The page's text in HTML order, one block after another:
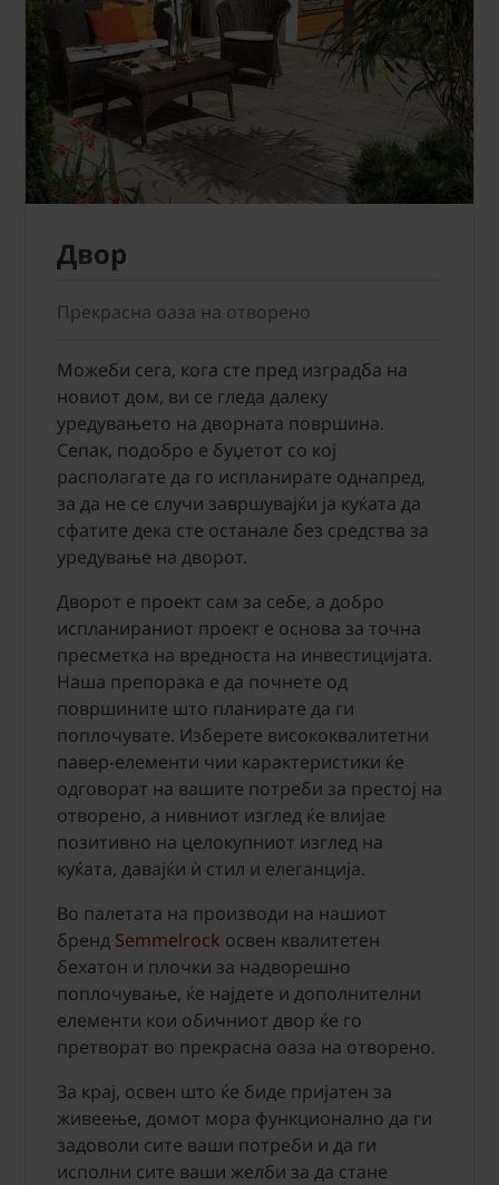
Двор
Прекрасна оаза на отворено
Можеби сега, кога сте пред изградба на
новиот дом, ви се гледа далеку
уредувањето на дворната површина.
Сепак, подобро е буџетот со кој
располагате да го испланирате однапред,
за да не се случи завршувајќи ја куќата да
сфатите дека сте останале без средства за
уредување на дворот.
Дворот е проект сам за себе, а добро
испланираниот проект е основа за точна
пресметка на вредноста на инвестицијата.
Наша препорака е да почнете од
површините што планирате да ги
поплочувате. Изберете висококвалитетни
павер-елементи чии карактеристики ќе
одговорат на вашите потреби за престој на
отворено, а нивниот изглед ќе влијае
позитивно на целокупниот изглед на
куќата, давајќи ѝ стил и елеганција.
Во палетата на производи на нашиот
бренд Semmelrock освен квалитетен
бехатон и плочки за надворешно
поплочување, ќе најдете и дополнителни
елементи кои обичниот двор ќе го
претворат во прекрасна оаза на отворено.
За крај, освен што ќе биде пријатен за
живеење, домот мора функционално да ги
задоволи сите ваши потреби и да ги
исполни сите ваши желби за да стане